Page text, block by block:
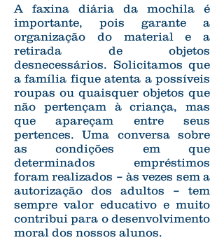
A faxina diária da mochila é
importante, pois garante a
organização do material e a
retirada de objetos
desnecessários. Solicitamos que
a família fique atenta a possíveis
roupas ou quaisquer objetos que
não pertençam à criança, mas
que apareçam entre seus
pertences. Uma conversa sobre
as condições em que
determinados empréstimos
foram realizados – às vezes sem a
autorização dos adultos – tem
sempre valor educativo e muito
contribui para o desenvolvimento
moral dos nossos alunos.